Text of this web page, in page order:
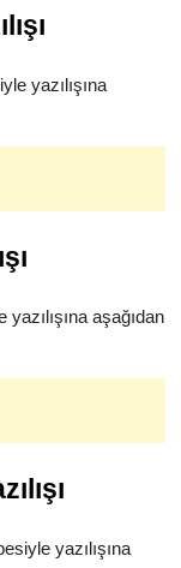
yazılışına
aşağıdan
yazılışına